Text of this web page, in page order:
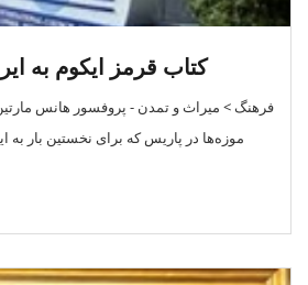
کتاب قرمز ایکوم به
فرهنگ > میراث و تمدن - پروفسور هانس
موزه‌ها در پاریس که برای نخستین بار